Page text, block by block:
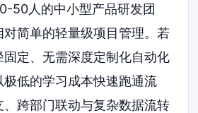
50人的中小型产品研发团
简单的轻量级项目管理。若
定、无需深度定制化自动化
低的学习成本快速跑通流
跨部门联动与复杂数据流转